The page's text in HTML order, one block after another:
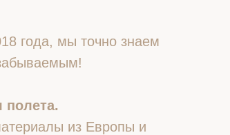
года, мы точно знаем
полета.
из Европы и